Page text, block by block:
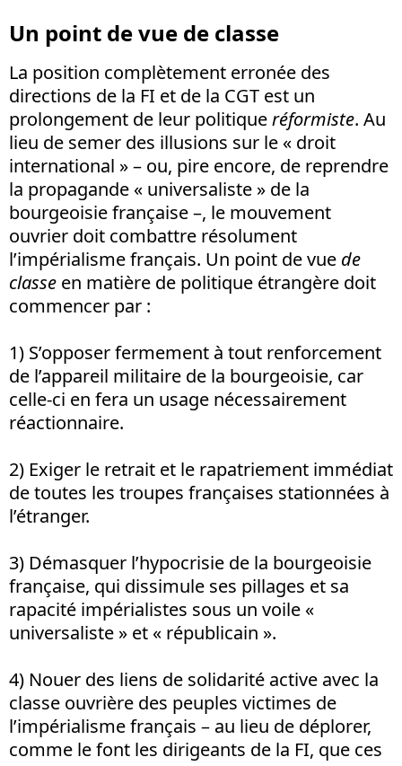
Un point de vue de classe
La position complètement erronée des
directions de la FI et de la CGT est un
prolongement de leur politiqueréformiste. Au
lieu de semer des illusions sur le « droit
international » – ou, pire encore, de reprendre
la propagande « universaliste » de la
bourgeoisie française –, le mouvement
ouvrier doit combattre résolument
l’impérialisme français. Un point de vue de
classe en matière de politique étrangère doit
commencer par :
1) S’opposer fermement à tout renforcement
de l’appareil militaire de la bourgeoisie, car
celle-ci en fera un usage nécessairement
réactionnaire.
2) Exiger le retrait et le rapatriement immédiat
de toutes les troupes françaises stationnées à
l’étranger.
3) Démasquer l’hypocrisie de la bourgeoisie
française, qui dissimule ses pillages et sa
rapacité impérialistes sous un voile «
universaliste » et « républicain ».
4) Nouer des liens de solidarité active avec la
classe ouvrière des peuples victimes de
l’impérialisme français – au lieu de déplorer,
comme le font les dirigeants de la FI, que ces